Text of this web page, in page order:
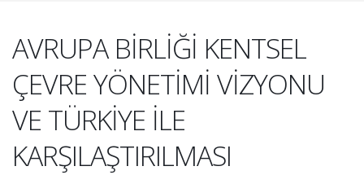
AVRUPA BİRLİĞİ KENTSEL
ÇEVRE YÖNETİMİ VİZYONU
VE TÜRKİYE İLE
KARŞILAŞTIRILMASI